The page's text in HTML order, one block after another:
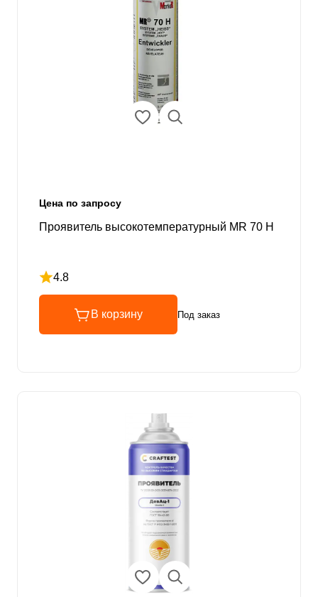
Цена по запросу
Проявитель высокотемпературный MR 70 H
4.8
Рейтинг 4.8 из 5
В корзину Под заказ